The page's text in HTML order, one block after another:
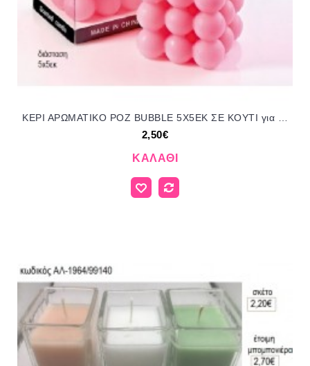
ΚΕΡΙ ΑΡΩΜΑΤΙΚΟ ΡΟΖ BUBBLE 5Χ5ΕΚ ΣΕ ΚΟΥΤΙ για μπομπονιέρες γούρι δώρο ΜΠΟΥ 209-4414/52167 2.50€!!!
2,50€
ΚΑΛΆΘΙ